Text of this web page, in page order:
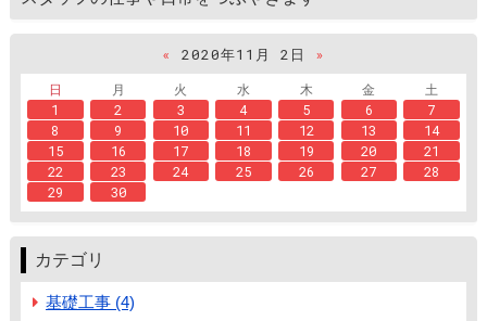
« 2020年11月 2日
»
日
月 火 水 木 金
土
1
2 3 4 5 6
7
8
9 10 11 12 13
14
15
16 17 18 19 20
21
22
23 24 25 26 27
28
29
30
カテゴリ
基礎工事 (4)